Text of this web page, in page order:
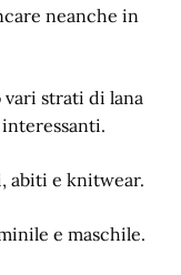
neanche in
vari strati di lana
abiti e knitwear.
e maschile.